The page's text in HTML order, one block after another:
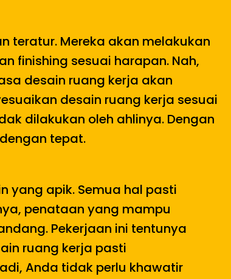
teratur. Mereka akan melakukan
finishing sesuai harapan. Nah,
desain ruang kerja akan
desain ruang kerja sesuai
dilakukan oleh ahlinya. Dengan
tepat.
yang apik. Semua hal pasti
penataan yang mampu
Pekerjaan ini tentunya
ruang kerja pasti
Anda tidak perlu khawatir